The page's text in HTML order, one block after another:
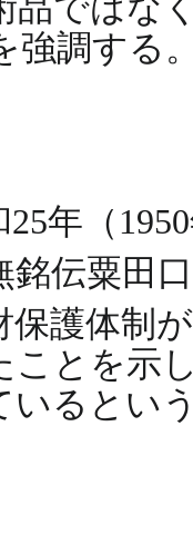
強調する
年（
伝粟田
護体制
とを示
るとい